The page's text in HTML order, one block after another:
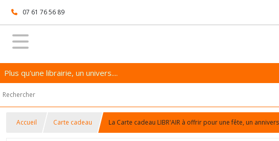
07 61 76 56 89
Plus qu'une librairie, un univers....
Accueil Carte cadeau La Carte cadeau LIBR'AIR à offrir pour une fête, un